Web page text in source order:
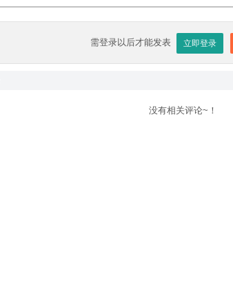
需登录以后才能发表 立即登录
没有相关评论~！